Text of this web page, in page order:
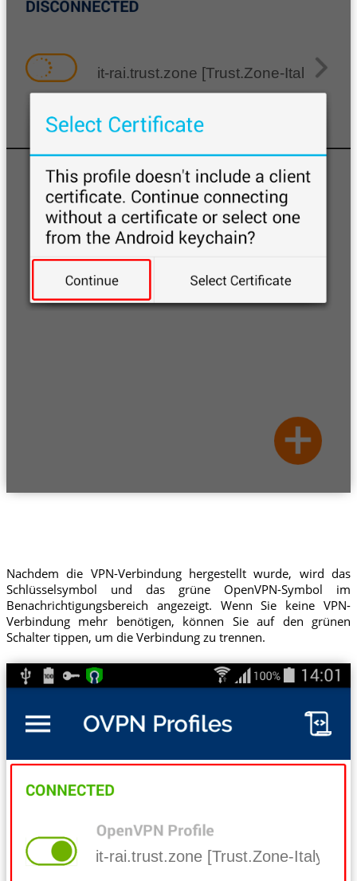
it-rai.trust.zone [Trust.Zone-Italy-RAI]
Nachdem die VPN-Verbindung hergestellt wurde, wird das
Schlüsselsymbol und das grüne OpenVPN-Symbol im
Benachrichtigungsbereich angezeigt. Wenn Sie keine VPN-
Verbindung mehr benötigen, können Sie auf den grünen
Schalter tippen, um die Verbindung zu trennen.
it-rai.trust.zone [Trust.Zone-Italy-